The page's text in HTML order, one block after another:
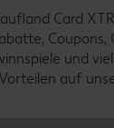
Card
Coupons,
und
auf